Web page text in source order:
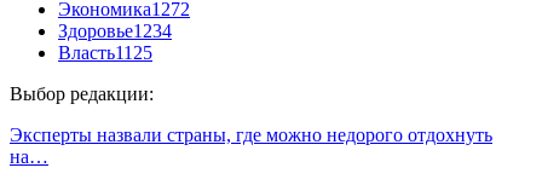
Экономика1272
Здоровье1234
Власть1125
Выбор редакции:
Эксперты назвали страны, где можно недорого отдохнуть
на…